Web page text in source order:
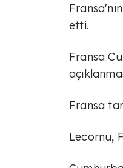
etti.
Fransa
Fransa
Lecornu,